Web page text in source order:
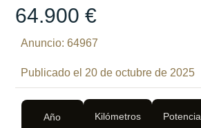
64.900 €
Anuncio: 64967
Publicado el 20 de octubre de 2025
Año Kilómetros Potencia